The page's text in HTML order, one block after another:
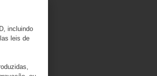
incluindo
leis de